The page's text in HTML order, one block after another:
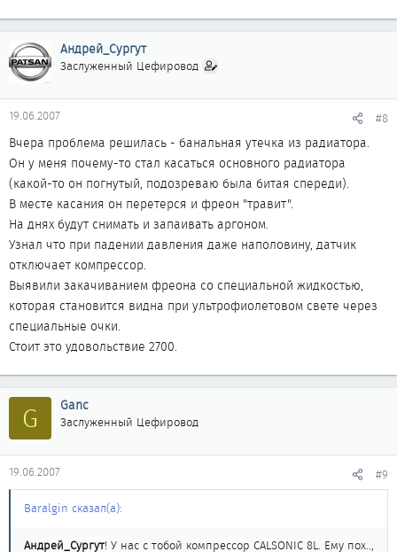
Андрей_Сургут
Заслуженный Цефировод
19.06.2007 #8
Вчера проблема решилась - банальная утечка из радиатора.
Он у меня почему-то стал касаться основного радиатора
(какой-то он погнутый, подозреваю была битая спереди).
В месте касания он перетерся и фреон "травит".
На днях будут снимать и запаивать аргоном.
Узнал что при падении давления даже наполовину, датчик
отключает компрессор.
Выявили закачиванием фреона со специальной жидкостью,
которая становится видна при ультрофиолетовом свете через
специальные очки.
Стоит это удовольствие 2700.
G Ganc
Заслуженный Цефировод
19.06.2007 #9
Baralgin сказал(а):
Андрей_Сургут! У нас с тобой компрессор CALSONIC 8L. Ему пох..,